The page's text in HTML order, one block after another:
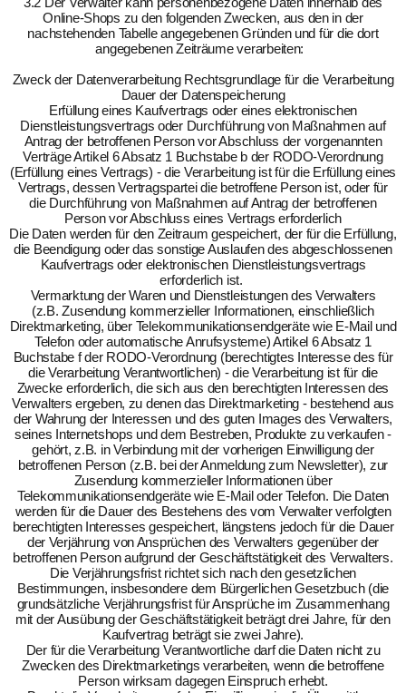
Online-Shops zu den folgenden Zwecken, aus den in der
nachstehenden Tabelle angegebenen Gründen und für die dort
angegebenen Zeiträume verarbeiten:
Zweck der Datenverarbeitung Rechtsgrundlage für die Verarbeitung
Dauer der Datenspeicherung
Erfüllung eines Kaufvertrags oder eines elektronischen
Dienstleistungsvertrags oder Durchführung von Maßnahmen auf
Antrag der betroffenen Person vor Abschluss der vorgenannten
Verträge Artikel 6 Absatz 1 Buchstabe b der RODO-Verordnung
(Erfüllung eines Vertrags) - die Verarbeitung ist für die Erfüllung eines
Vertrags, dessen Vertragspartei die betroffene Person ist, oder für
die Durchführung von Maßnahmen auf Antrag der betroffenen
Person vor Abschluss eines Vertrags erforderlich
Die Daten werden für den Zeitraum gespeichert, der für die Erfüllung,
die Beendigung oder das sonstige Auslaufen des abgeschlossenen
Kaufvertrags oder elektronischen Dienstleistungsvertrags
erforderlich ist.
Vermarktung der Waren und Dienstleistungen des Verwalters
(z.B. Zusendung kommerzieller Informationen, einschließlich
Direktmarketing, über Telekommunikationsendgeräte wie E-Mail und
Telefon oder automatische Anrufsysteme) Artikel 6 Absatz 1
Buchstabe f der RODO-Verordnung (berechtigtes Interesse des für
die Verarbeitung Verantwortlichen) - die Verarbeitung ist für die
Zwecke erforderlich, die sich aus den berechtigten Interessen des
Verwalters ergeben, zu denen das Direktmarketing - bestehend aus
der Wahrung der Interessen und des guten Images des Verwalters,
seines Internetshops und dem Bestreben, Produkte zu verkaufen -
gehört, z.B. in Verbindung mit der vorherigen Einwilligung der
betroffenen Person (z.B. bei der Anmeldung zum Newsletter), zur
Zusendung kommerzieller Informationen über
Telekommunikationsendgeräte wie E-Mail oder Telefon. Die Daten
werden für die Dauer des Bestehens des vom Verwalter verfolgten
berechtigten Interesses gespeichert, längstens jedoch für die Dauer
der Verjährung von Ansprüchen des Verwalters gegenüber der
betroffenen Person aufgrund der Geschäftstätigkeit des Verwalters.
Die Verjährungsfrist richtet sich nach den gesetzlichen
Bestimmungen, insbesondere dem Bürgerlichen Gesetzbuch (die
grundsätzliche Verjährungsfrist für Ansprüche im Zusammenhang
mit der Ausübung der Geschäftstätigkeit beträgt drei Jahre, für den
Kaufvertrag beträgt sie zwei Jahre).
Der für die Verarbeitung Verantwortliche darf die Daten nicht zu
Zwecken des Direktmarketings verarbeiten, wenn die betroffene
Person wirksam dagegen Einspruch erhebt.